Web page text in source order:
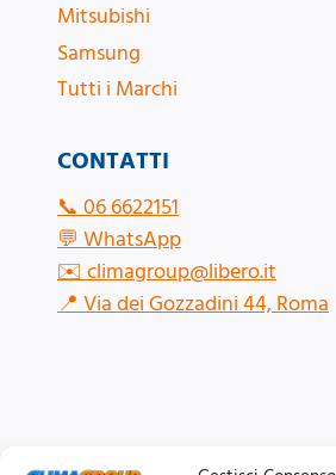
CONTATTI
📞06 6622151
💬WhatsApp
✉️climagroup@libero.it
📍Via dei Gozzadini 44, Roma
Mitsubishi
Samsung
Tutti i Marchi